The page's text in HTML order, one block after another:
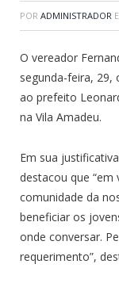
POR ADMINISTRADOR
O vereador
segunda-feira, 29,
ao prefeito
na Vila Amadeu.
Em sua
destacou que “em
comunidade da
beneficiar os
onde conversar.
requerimento”,